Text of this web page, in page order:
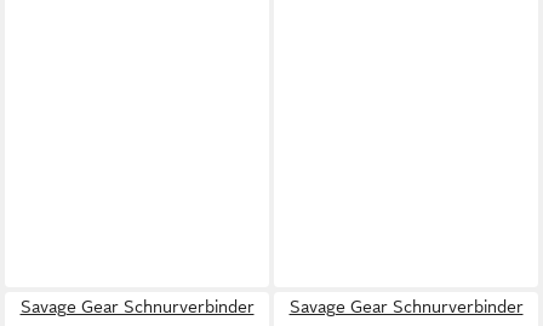
Savage Gear Schnurverbinder
Savage Gear Schnurverbinder